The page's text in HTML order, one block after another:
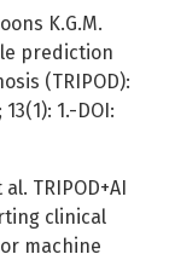
K.G.M.
prediction
(TRIPOD):
1.-DOI:
TRIPOD+AI
clinical
machine